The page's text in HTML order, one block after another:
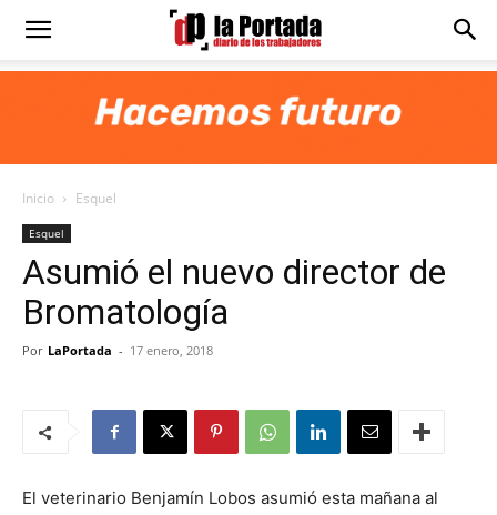
Diario
Portada
Inicio Esquel
Esquel
Asumió el nuevo director de
Bromatología
Por LaPortada - 17 enero, 2018
El veterinario Benjamín Lobos asumió esta mañana al